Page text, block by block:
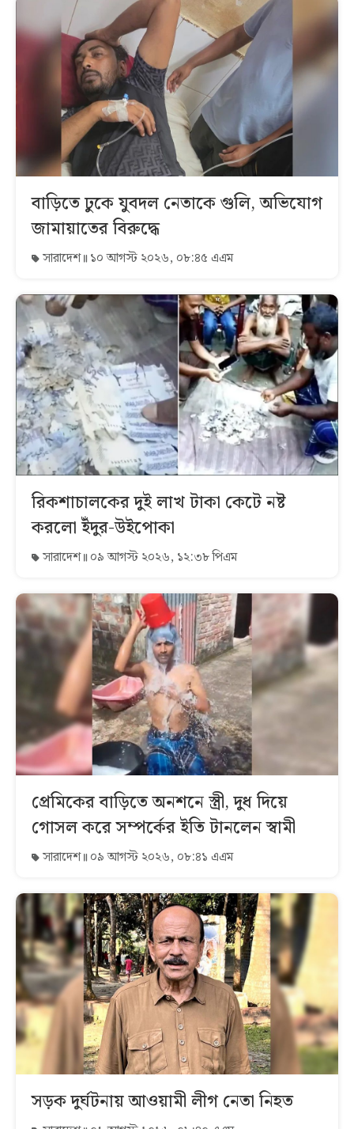
বাড়িতে ঢুকে যুবদল নেতাকে গুলি, অভিযোগ
জামায়াতের বিরুদ্ধে
সারাদেশ ১০ আগস্ট ২০২৬, ০৮:৪৫ এএম
রিকশাচালকের দুই লাখ টাকা কেটে নষ্ট
করলো ইঁদুর-উইপোকা
সারাদেশ ০৯ আগস্ট ২০২৬, ১২:৩৮ পিএম
প্রেমিকের বাড়িতে অনশনে স্ত্রী, দুধ দিয়ে
গোসল করে সম্পর্কের ইতি টানলেন স্বামী
সারাদেশ ০৯ আগস্ট ২০২৬, ০৮:৪১ এএম
সড়ক দুর্ঘটনায় আওয়ামী লীগ নেতা নিহত